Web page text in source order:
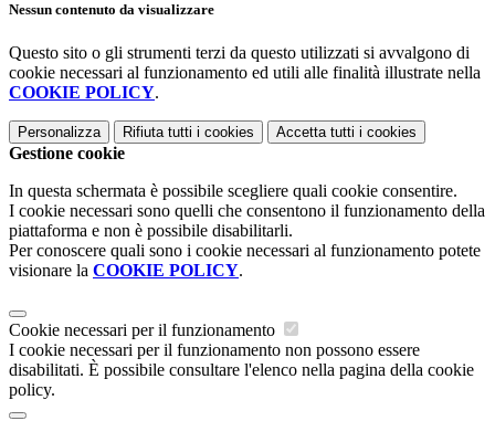
Nessun contenuto da visualizzare
Questo sito o gli strumenti terzi da questo utilizzati si avvalgono di
cookie necessari al funzionamento ed utili alle finalità illustrate nella
COOKIE POLICY.
Personalizza Rifiuta tutti i cookies Accetta tutti i cookies
Gestione cookie
In questa schermata è possibile scegliere quali cookie consentire.
I cookie necessari sono quelli che consentono il funzionamento della
piattaforma e non è possibile disabilitarli.
Per conoscere quali sono i cookie necessari al funzionamento potete
visionare la COOKIE POLICY.
Cookie necessari per il funzionamento
I cookie necessari per il funzionamento non possono essere
disabilitati. È possibile consultare l'elenco nella pagina della cookie
policy.